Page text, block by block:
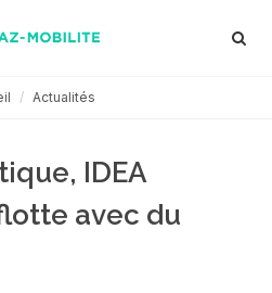
Actualités
IDEA
avec du